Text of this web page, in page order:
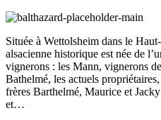
Située à Wettolsheim dans le
alsacienne historique est née de
vignerons : les Mann, vignerons
Bathelmé, les actuels
frères Barthelmé, Maurice et
et…